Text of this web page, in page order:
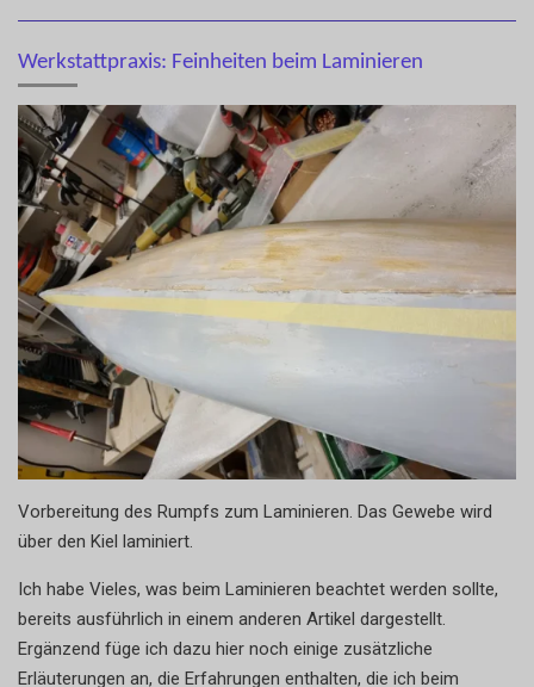
Werkstattpraxis: Feinheiten beim Laminieren
Vorbereitung des Rumpfs zum Laminieren. Das Gewebe wird
über den Kiel laminiert.
Ich habe Vieles, was beim Laminieren beachtet werden sollte,
bereits ausführlich in einem anderen Artikel dargestellt.
Ergänzend füge ich dazu hier noch einige zusätzliche
Erläuterungen an, die Erfahrungen enthalten, die ich beim